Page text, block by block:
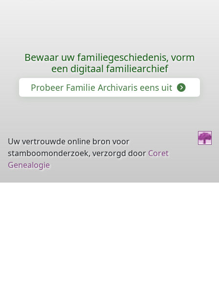
Bewaar uw familiegeschiedenis, vorm
een digitaal familiearchief
Probeer Familie Archivaris eens uit
Uw vertrouwde online bron voor
stamboomonderzoek, verzorgd door Coret
Genealogie